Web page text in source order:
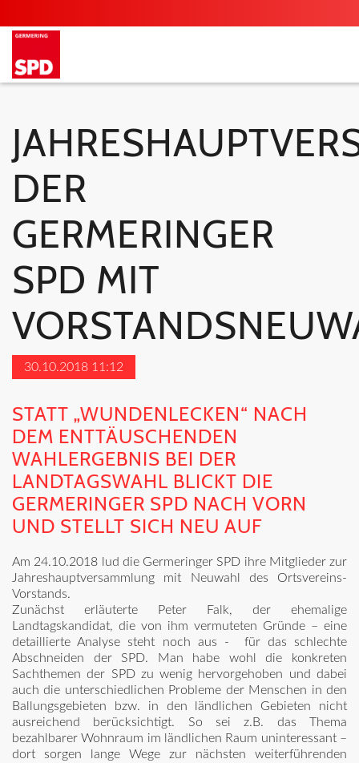
DER
GERMERINGER
SPD MIT
30.10.2018 11:12
STATT „WUNDENLECKEN“ NACH
DEM ENTTÄUSCHENDEN
WAHLERGEBNIS BEI DER
LANDTAGSWAHL BLICKT DIE
GERMERINGER SPD NACH VORN
UND STELLT SICH NEU AUF
Am 24.10.2018 lud die Germeringer SPD ihre Mitglieder zur
Jahreshauptversammlung mit Neuwahl des Ortsvereins-
Vorstands.
Zunächst erläuterte Peter Falk, der ehemalige
Landtagskandidat, die von ihm vermuteten Gründe – eine
detaillierte Analyse steht noch aus - für das schlechte
Abschneiden der SPD. Man habe wohl die konkreten
Sachthemen der SPD zu wenig hervorgehoben und dabei
auch die unterschiedlichen Probleme der Menschen in den
Ballungsgebieten bzw. in den ländlichen Gebieten nicht
ausreichend berücksichtigt. So sei z.B. das Thema
bezahlbarer Wohnraum im ländlichen Raum uninteressant –
dort sorgen lange Wege zur nächsten weiterführenden